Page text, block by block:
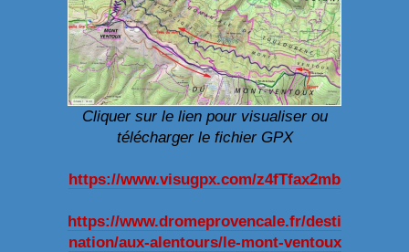
Cliquer sur le lien pour visualiser ou
télécharger le fichier GPX
https://www.visugpx.com/z4fTfax2mb
https://www.dromeprovencale.fr/desti
nation/aux-alentours/le-mont-ventoux